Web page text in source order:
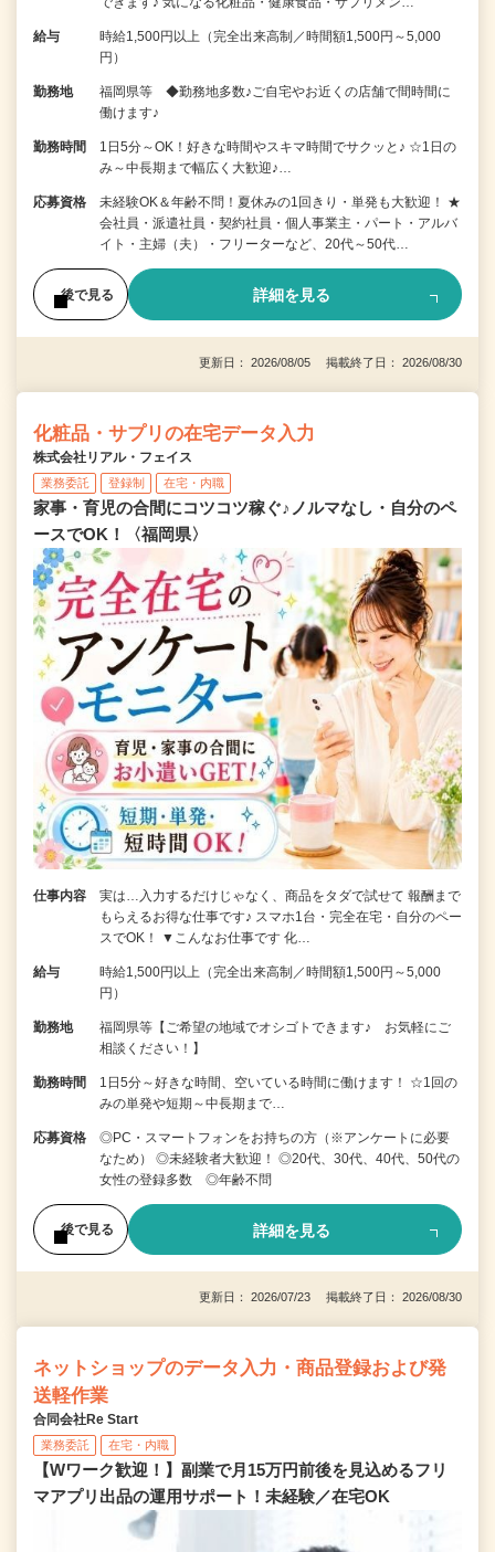
給与
時給1,500円以上（完全出来高制／時間額1,500円～5,000
円）
勤務地
福岡県等 ◆勤務地多数♪ご自宅やお近くの店舗で間時間に
働けます♪
勤務時間
1日5分～OK！好きな時間やスキマ時間でサクッと♪ ☆1日の
み～中長期まで幅広く大歓迎♪…
応募資格
未経験OK＆年齢不問！夏休みの1回きり・単発も大歓迎！ ★
会社員・派遣社員・契約社員・個人事業主・パート・アルバ
イト・主婦（夫）・フリーターなど、20代～50代…
後で見る 詳細を見る
更新日： 2026/08/05 掲載終了日： 2026/08/30
化粧品・サプリの在宅データ入力
株式会社リアル・フェイス
業務委託 登録制 在宅・内職
家事・育児の合間にコツコツ稼ぐ♪ノルマなし・自分のペ
ースでOK！〈福岡県〉
仕事内容
実は…入力するだけじゃなく、商品をタダで試せて 報酬まで
もらえるお得な仕事です♪ スマホ1台・完全在宅・自分のペー
スでOK！ ▼こんなお仕事です 化…
給与
時給1,500円以上（完全出来高制／時間額1,500円～5,000
円）
勤務地
福岡県等【ご希望の地域でオシゴトできます♪ お気軽にご
相談ください！】
勤務時間
1日5分～好きな時間、空いている時間に働けます！ ☆1回の
みの単発や短期～中長期まで…
応募資格
◎PC・スマートフォンをお持ちの方（※アンケートに必要
なため） ◎未経験者大歓迎！ ◎20代、30代、40代、50代の
女性の登録多数 ◎年齢不問
後で見る 詳細を見る
更新日： 2026/07/23 掲載終了日： 2026/08/30
ネットショップのデータ入力・商品登録および発
送軽作業
合同会社Re Start
業務委託 在宅・内職
【Wワーク歓迎！】副業で月15万円前後を見込めるフリ
マアプリ出品の運用サポート！未経験／在宅OK